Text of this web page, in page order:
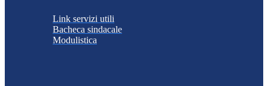
Link servizi utili
Bacheca sindacale
Modulistica